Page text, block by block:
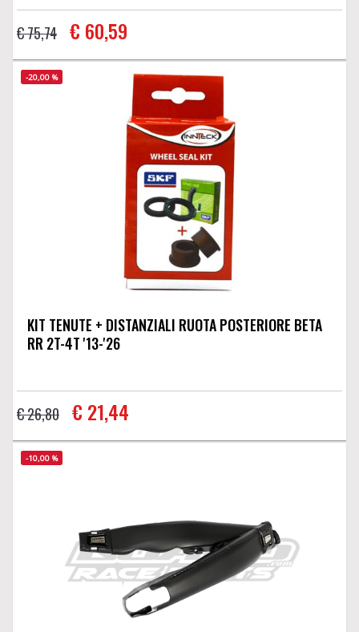
€ 75,74 € 60,59
-20,00 %
KIT TENUTE + DISTANZIALI RUOTA POSTERIORE BETA
RR 2T-4T '13-'26
€ 26,80 € 21,44
-10,00 %